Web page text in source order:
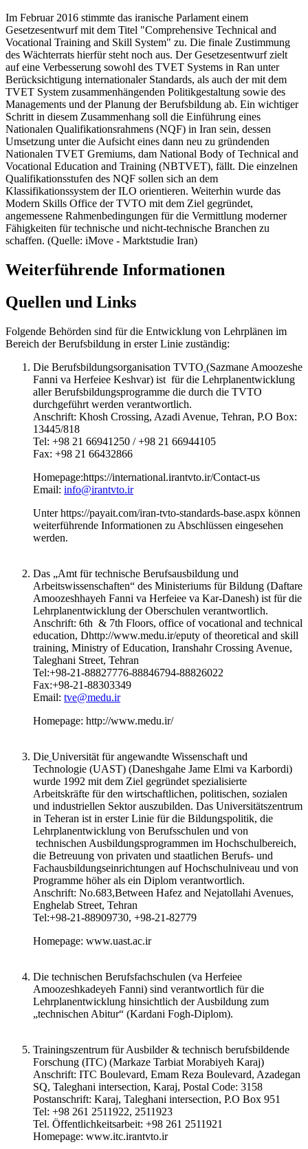
Im Februar 2016 stimmte das iranische Parlament einem
Gesetzesentwurf mit dem Titel "Comprehensive Technical and
Vocational Training and Skill System" zu. Die finale Zustimmung
des Wächterrats hierfür steht noch aus. Der Gesetzesentwurf zielt
auf eine Verbesserung sowohl des TVET Systems in Ran unter
Berücksichtigung internationaler Standards, als auch der mit dem
TVET System zusammenhängenden Politikgestaltung sowie des
Managements und der Planung der Berufsbildung ab. Ein wichtiger
Schritt in diesem Zusammenhang soll die Einführung eines
Nationalen Qualifikationsrahmens (NQF) in Iran sein, dessen
Umsetzung unter die Aufsicht eines dann neu zu gründenden
Nationalen TVET Gremiums, dam National Body of Technical and
Vocational Education and Training (NBTVET), fällt. Die einzelnen
Qualifikationsstufen des NQF sollen sich an dem
Klassifikationssystem der ILO orientieren. Weiterhin wurde das
Modern Skills Office der TVTO mit dem Ziel gegründet,
angemessene Rahmenbedingungen für die Vermittlung moderner
Fähigkeiten für technische und nicht-technische Branchen zu
schaffen. (Quelle: iMove - Marktstudie Iran)
Weiterführende Informationen
Quellen und Links
Folgende Behörden sind für die Entwicklung von Lehrplänen im
Bereich der Berufsbildung in erster Linie zuständig:
Die Berufsbildungsorganisation TVTO (Sazmane Amoozeshe
Fanni va Herfeiee Keshvar) ist für die Lehrplanentwicklung
aller Berufsbildungsprogramme die durch die TVTO
durchgeführt werden verantwortlich.
Anschrift: Khosh Crossing, Azadi Avenue, Tehran, P.O Box:
13445/818
Tel: +98 21 66941250 / +98 21 66944105
Fax: +98 21 66432866
Homepage:https://international.irantvto.ir/Contact-us
Email: info@irantvto.ir
Unter https://payait.com/iran-tvto-standards-base.aspx können
weiterführende Informationen zu Abschlüssen eingesehen
werden.
Das „Amt für technische Berufsausbildung und
Arbeitswissenschaften“ des Ministeriums für Bildung (Daftare
Amoozeshhayeh Fanni va Herfeiee va Kar-Danesh) ist für die
Lehrplanentwicklung der Oberschulen verantwortlich.
Anschrift: 6th & 7th Floors, office of vocational and technical
education, Dhttp://www.medu.ir/eputy of theoretical and skill
training, Ministry of Education, Iranshahr Crossing Avenue,
Taleghani Street, Tehran
Tel:+98-21-88827776-88846794-88826022
Fax:+98-21-88303349
Email: tve@medu.ir
Homepage: http://www.medu.ir/
Die Universität für angewandte Wissenschaft und
Technologie (UAST) (Daneshgahe Jame Elmi va Karbordi)
wurde 1992 mit dem Ziel gegründet spezialisierte
Arbeitskräfte für den wirtschaftlichen, politischen, sozialen
und industriellen Sektor auszubilden. Das Universitätszentrum
in Teheran ist in erster Linie für die Bildungspolitik, die
Lehrplanentwicklung von Berufsschulen und von
technischen Ausbildungsprogrammen im Hochschulbereich,
die Betreuung von privaten und staatlichen Berufs- und
Fachausbildungseinrichtungen auf Hochschulniveau und von
Programme höher als ein Diplom verantwortlich.
Anschrift: No.683,Between Hafez and Nejatollahi Avenues,
Enghelab Street, Tehran
Tel:+98-21-88909730, +98-21-82779
Homepage: www.uast.ac.ir
Die technischen Berufsfachschulen (va Herfeiee
Amoozeshkadeyeh Fanni) sind verantwortlich für die
Lehrplanentwicklung hinsichtlich der Ausbildung zum
„technischen Abitur“ (Kardani Fogh-Diplom).
Trainingszentrum für Ausbilder & technisch berufsbildende
Forschung (ITC) (Markaze Tarbiat Morabiyeh Karaj)
Anschrift: ITC Boulevard, Emam Reza Boulevard, Azadegan
SQ, Taleghani intersection, Karaj, Postal Code: 3158
Postanschrift: Karaj, Taleghani intersection, P.O Box 951
Tel: +98 261 2511922, 2511923
Tel. Öffentlichkeitsarbeit: +98 261 2511921
Homepage: www.itc.irantvto.ir